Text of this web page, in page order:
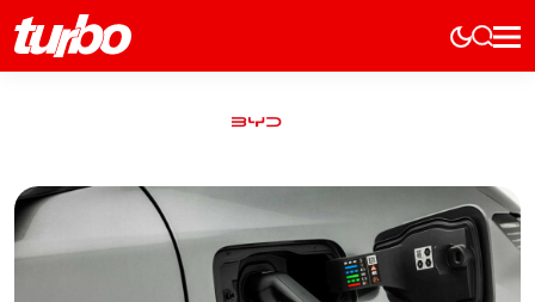
Elétricos
Testes
Comerciais